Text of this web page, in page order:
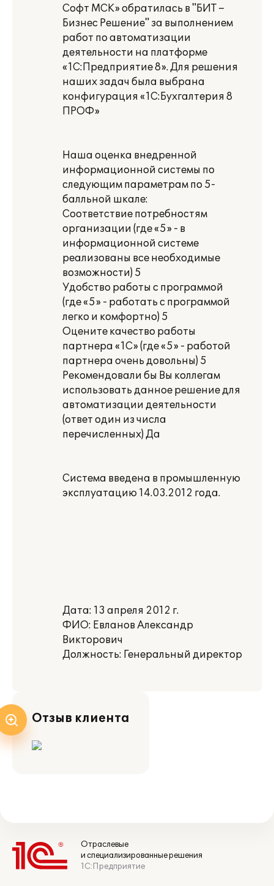
Софт МСК» обратилась в "БИТ –
Бизнес Решение" за выполнением
работ по автоматизации
деятельности на платформе
«1С:Предприятие 8». Для решения
наших задач была выбрана
конфигурация «1С:Бухгалтерия 8
ПРОФ»
Наша оценка внедренной
информационной системы по
следующим параметрам по 5-
балльной шкале:
Соответствие потребностям
организации (где «5» - в
информационной системе
реализованы все необходимые
возможности) 5
Удобство работы с программой
(где «5» - работать с программой
легко и комфортно) 5
Оцените качество работы
партнера «1С» (где «5» - работой
партнера очень довольны) 5
Рекомендовали бы Вы коллегам
использовать данное решение для
автоматизации деятельности
(ответ один из числа
перечисленных) Да
Система введена в промышленную
эксплуатацию 14.03.2012 года.
Дата: 13 апреля 2012 г.
ФИО: Евланов Александр
Викторович
Должность: Генеральный директор
Отзыв клиента
Отраслевые
и специализированные решения
1С:Предприятие